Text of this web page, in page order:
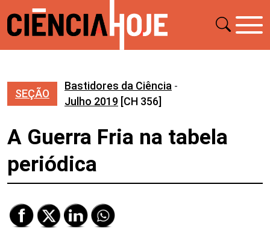
SEÇÃO
Bastidores da Ciência -
Julho 2019 [CH 356]
A Guerra Fria na tabela
periódica